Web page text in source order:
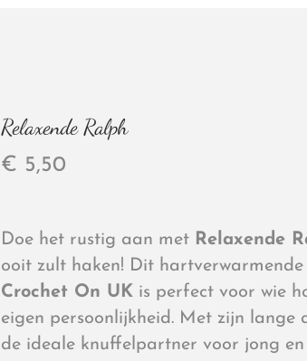
Relaxende Ralph
€ 5,50
Doe het rustig aan met Relaxende
ooit zult haken! Dit
Crochet On UK is perfect voor wie
eigen persoonlijkheid. Met zijn lange
de ideale knuffelpartner voor jong